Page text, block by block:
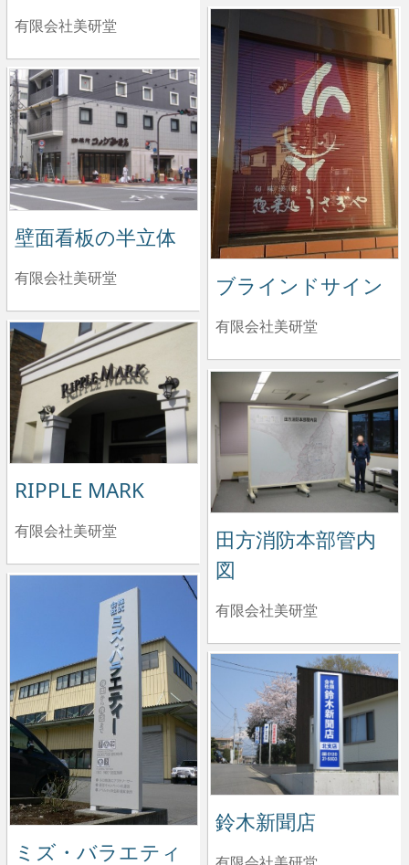
有限会社美研堂
ブラインドサイン
有限会社美研堂
壁面看板の半立体
有限会社美研堂
RIPPLE MARK
有限会社美研堂
田方消防本部管内
図
有限会社美研堂
ミズ・バラエティ
鈴木新聞店